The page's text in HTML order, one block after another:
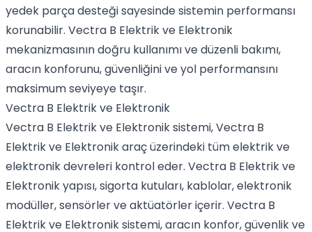
yedek parça desteği sayesinde sistemin performansı
korunabilir. Vectra B Elektrik ve Elektronik
mekanizmasının doğru kullanımı ve düzenli bakımı,
aracın konforunu, güvenliğini ve yol performansını
maksimum seviyeye taşır.
Vectra B Elektrik ve Elektronik
Vectra B Elektrik ve Elektronik sistemi, Vectra B
Elektrik ve Elektronik araç üzerindeki tüm elektrik ve
elektronik devreleri kontrol eder. Vectra B Elektrik ve
Elektronik yapısı, sigorta kutuları, kablolar, elektronik
modüller, sensörler ve aktüatörler içerir. Vectra B
Elektrik ve Elektronik sistemi, aracın konfor, güvenlik ve